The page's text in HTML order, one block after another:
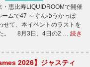
恵比寿LIQUIDROOMで開催
ームで47 ～ぐんゆうかっぽ
せて、本イベントのラストを
た。 8月3日、4日の2 … 続き
2026】ジャスティ